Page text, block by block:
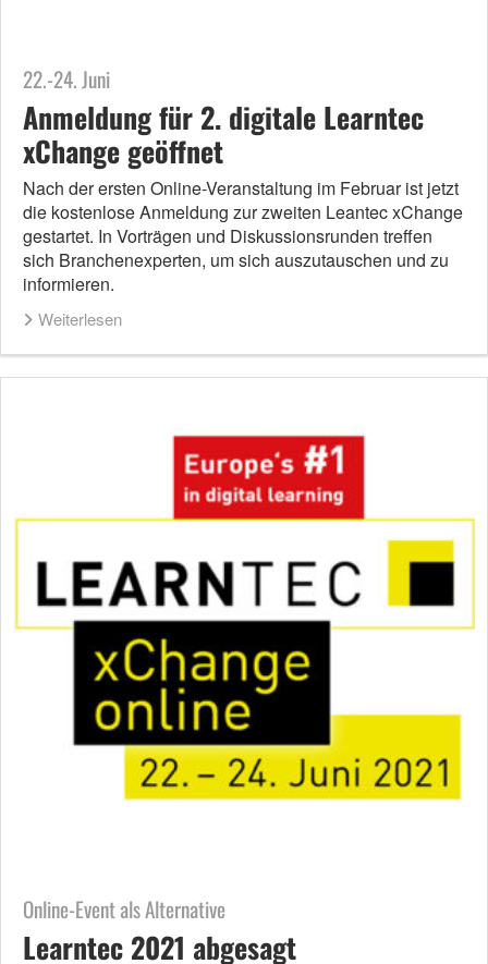
22.-24. Juni
Anmeldung für 2. digitale Learntec
xChange geöffnet
Nach der ersten Online-Veranstaltung im Februar ist jetzt
die kostenlose Anmeldung zur zweiten Leantec xChange
gestartet. In Vorträgen und Diskussionsrunden treffen
sich Branchenexperten, um sich auszutauschen und zu
informieren.
Weiterlesen
Online-Event als Alternative
Learntec 2021 abgesagt